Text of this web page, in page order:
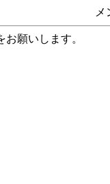
願いします。